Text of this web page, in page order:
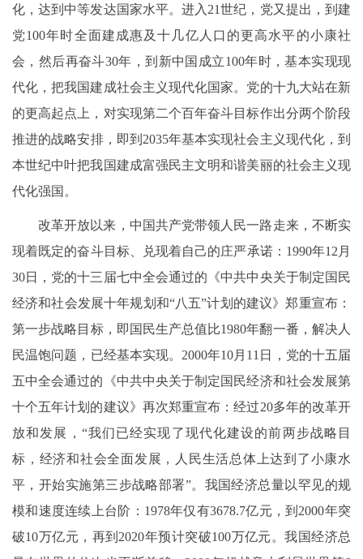
化，达到中等发达国家水平。进入21世纪，党又提出，到建
党100年时全面建成惠及十几亿人口的更高水平的小康社
会，然后再奋斗30年，到新中国成立100年时，基本实现现
代化，把我国建成社会主义现代化国家。党的十九大站在新
的更高起点上，对实现第二个百年奋斗目标作出分两个阶段
推进的战略安排，即到2035年基本实现社会主义现代化，到
本世纪中叶把我国建成富强民主文明和谐美丽的社会主义现
代化强国。
改革开放以来，中国共产党带领人民一路走来，不断实
现着既定的奋斗目标、兑现着自己的庄严承诺：1990年12月
30日，党的十三届七中全会通过的《中共中央关于制定国民
经济和社会发展十年规划和“八五”计划的建议》郑重宣布：
第一步战略目标，即国民生产总值比1980年翻一番，解决人
民温饱问题，已经基本实现。2000年10月11日，党的十五届
五中全会通过的《中共中央关于制定国民经济和社会发展第
十个五年计划的建议》再次郑重宣布：经过20多年的改革开
放和发展，“我们已经实现了现代化建设的前两步战略目
标，经济和社会全面发展，人民生活总体上达到了小康水
平，开始实施第三步战略部署”。我国经济总量以罕见的规
模和速度连续上台阶：1978年仅有3678.7亿元，到2000年突
破10万亿元，再到2020年预计突破100万亿元。我国经济总